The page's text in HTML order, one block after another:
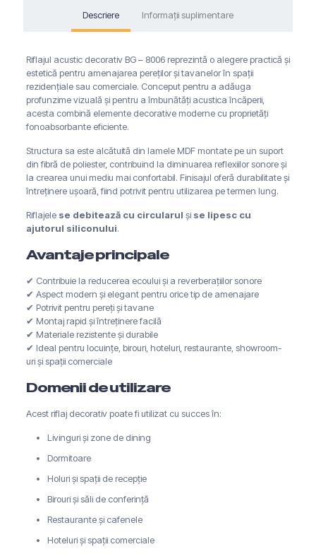
Descriere Informații suplimentare
Riflajul acustic decorativ BG – 8006 reprezintă o alegere practică și
estetică pentru amenajarea pereților și tavanelor în spații
rezidențiale sau comerciale. Conceput pentru a adăuga
profunzime vizuală și pentru a îmbunătăți acustica încăperii,
acesta combină elemente decorative moderne cu proprietăți
fonoabsorbante eficiente.
Structura sa este alcătuită din lamele MDF montate pe un suport
din fibră de poliester, contribuind la diminuarea reflexiilor sonore și
la crearea unui mediu mai confortabil. Finisajul oferă durabilitate și
întreținere ușoară, fiind potrivit pentru utilizarea pe termen lung.
Riflajele se debitează cu circularul și se lipesc cu
ajutorul siliconului.
Avantaje principale
✔ Contribuie la reducerea ecoului și a reverberațiilor sonore
✔ Aspect modern și elegant pentru orice tip de amenajare
✔ Potrivit pentru pereți și tavane
✔ Montaj rapid și întreținere facilă
✔ Materiale rezistente și durabile
✔ Ideal pentru locuințe, birouri, hoteluri, restaurante, showroom-
uri și spații comerciale
Domenii de utilizare
Acest riflaj decorativ poate fi utilizat cu succes în:
Livinguri și zone de dining
Dormitoare
Holuri și spații de recepție
Birouri și săli de conferință
Restaurante și cafenele
Hoteluri și spații comerciale